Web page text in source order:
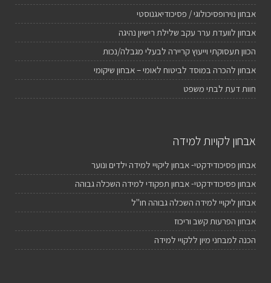
אבחון נוירופסיכולוגי / פסיכודיאגנוסטי
אבחון לוועדת ערר עקב שלילת רישיון נהיגה
הכוון תעסוקתי וייעוץ קריירה לבעלי מגבלה/נכות
אבחון להכרה במוסד לביטוח לאומי – אבחון שיקומי
חוות דעת לבתי משפט
אבחון לקויות למידה
אבחון פסיכודידקטי- אבחון ליקויי למידה ילדים ונוער
אבחון פסיכודידקטי- אבחון תפקודי למידה השכלה גבוהה
אבחון ליקויי למידה השכלה גבוהה חו"ל
אבחון הפרעות קשב וריכוז
הכנה למבחני מיון ללקויי למידה